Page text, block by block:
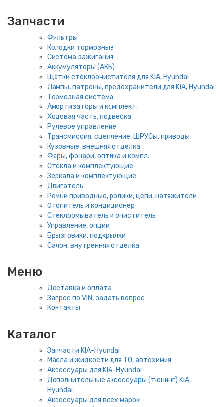
Запчасти
Фильтры
Колодки тормозные
Система зажигания
Аккумуляторы (АКБ)
Щётки стеклоочистителя для KIA, Hyundai
Лампы, патроны, предохранители для KIA, Hyundai
Тормозная система
Амортизаторы и комплект.
Ходовая часть, подвеска
Рулевое управление
Трансмиссия, сцепление, ШРУСы, приводы
Кузовные, внешняя отделка
Фары, фонари, оптика и компл.
Стёкла и комплектующие
Зеркала и комплектующие
Двигатель
Ремни приводные, ролики, цепи, натяжители
Отопитель и кондиционер
Стеклоомыватель и очиститель
Управление, опции
Брызговики, подкрылки
Салон, внутренняя отделка
Меню
Доставка и оплата
Запрос по VIN, задать вопрос
Контакты
Каталог
Запчасти KIA-Hyundai
Масла и жидкости для ТО, автохимия
Аксессуары для KIA-Hyundai
Дополнительные аксессуары (тюнинг) KIA,
Hyundai
Аксессуары для всех марок